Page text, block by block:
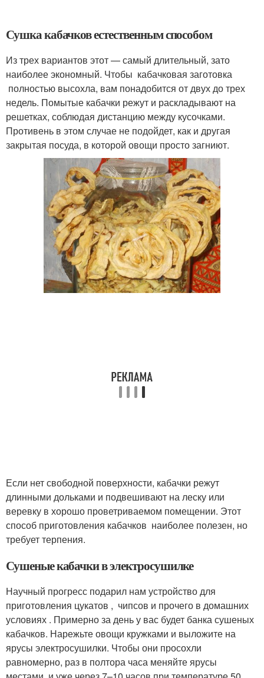
Сушка кабачков естественным способом
Из трех вариантов этот — самый длительный, зато
наиболее экономный. Чтобы кабачковая заготовка
полностью высохла, вам понадобится от двух до трех
недель. Помытые кабачки режут и раскладывают на
решетках, соблюдая дистанцию между кусочками.
Противень в этом случае не подойдет, как и другая
закрытая посуда, в которой овощи просто загниют.
Если нет свободной поверхности, кабачки режут
длинными дольками и подвешивают на леску или
веревку в хорошо проветриваемом помещении. Этот
способ приготовления кабачков наиболее полезен, но
требует терпения.
Сушеные кабачки в электросушилке
Научный прогресс подарил нам устройство для
приготовления цукатов , чипсов и прочего в домашних
условиях . Примерно за день у вас будет банка сушеных
кабачков. Нарежьте овощи кружками и выложите на
ярусы электросушилки. Чтобы они просохли
равномерно, раз в полтора часа меняйте ярусы